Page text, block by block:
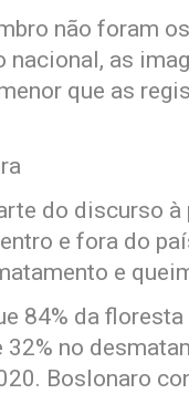
não foram
nacional, as
que as
do discurso
e fora do
e
84% da
32% no
Boslonaro